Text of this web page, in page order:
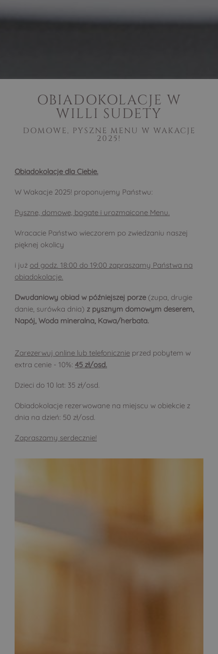
OBIADOKOLACJE W
WILLI SUDETY
DOMOWE, PYSZNE MENU W WAKACJE
2025!
Obiadokolacje dla Ciebie.
W Wakacje 2025! proponujemy Państwu:
Pyszne, domowe, bogate i urozmaicone Menu.
Wracacie Państwo wieczorem po zwiedzaniu naszej
pięknej okolicy
i już od godz. 18:00 do 19:00 zapraszamy Państwa na
obiadokolacje.
Dwudaniowy obiad w późniejszej porze (zupa, drugie
danie, surówka dnia) z pysznym domowym deserem,
Napój, Woda mineralna, Kawa/herbata.
Zarezerwuj online lub telefonicznie przed pobytem w
extra cenie - 10%: 45 zł/osd.
Dzieci do 10 lat: 35 zł/osd.
Obiadokolacje rezerwowane na miejscu w obiekcie z
dnia na dzień: 50 zł/osd.
Zapraszamy serdecznie!